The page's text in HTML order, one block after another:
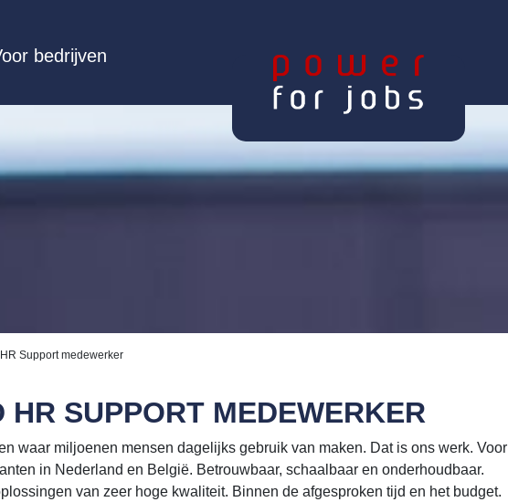
bedrijven
Support medewerker
HR SUPPORT MEDEWERKER
waar miljoenen mensen dagelijks gebruik van maken. Dat is ons werk. Voor
in Nederland en België. Betrouwbaar, schaalbaar en onderhoudbaar.
van zeer hoge kwaliteit. Binnen de afgesproken tijd en het budget.